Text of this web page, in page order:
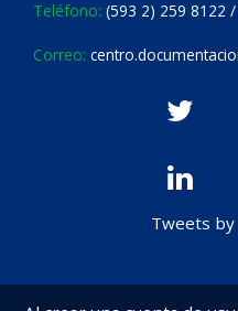
Teléfono: (593 2) 259 8122
Correo:
Tweets by